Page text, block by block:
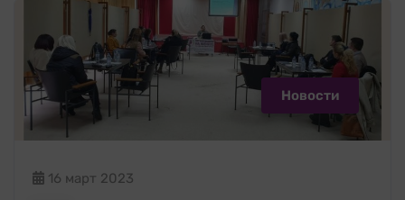
Новости
16 март 2023